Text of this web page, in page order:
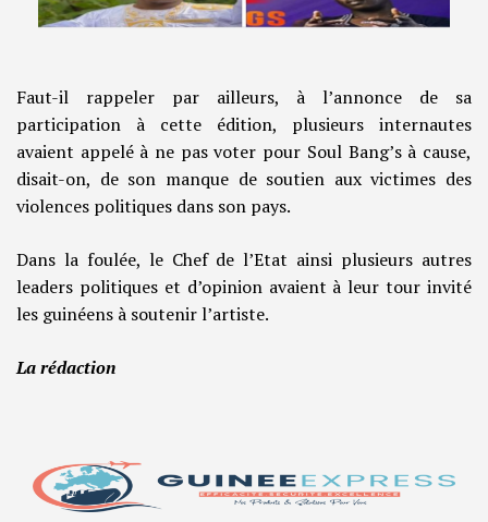
Faut-il rappeler par ailleurs, à l’annonce de sa
participation à cette édition, plusieurs internautes
avaient appelé à ne pas voter pour Soul Bang’s à cause,
disait-on, de son manque de soutien aux victimes des
violences politiques dans son pays.
Dans la foulée, le Chef de l’Etat ainsi plusieurs autres
leaders politiques et d’opinion avaient à leur tour invité
les guinéens à soutenir l’artiste.
La rédaction